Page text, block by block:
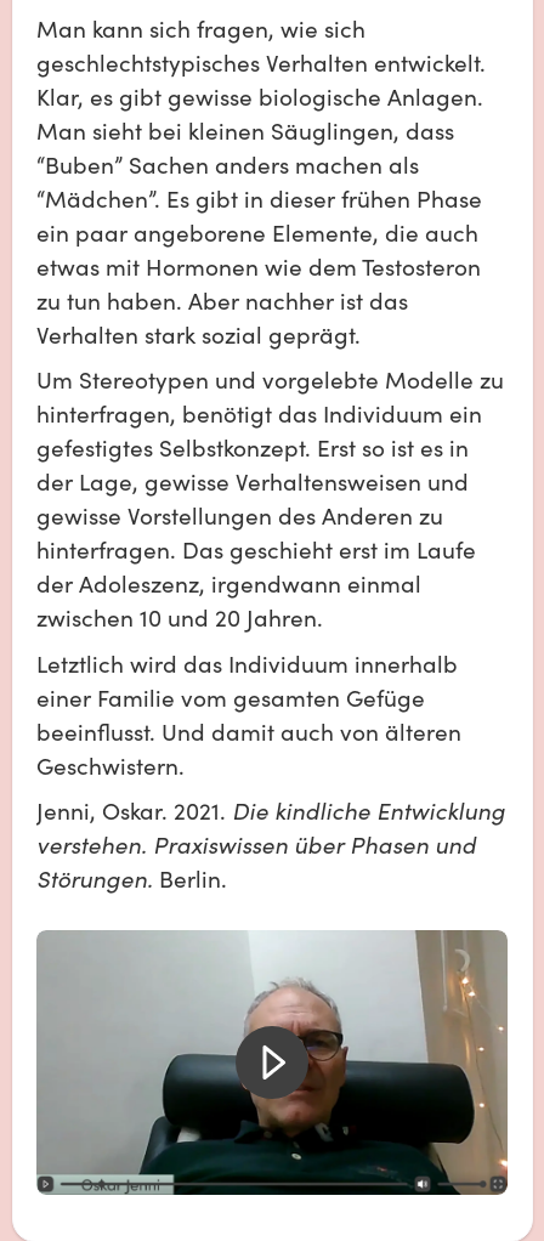
Man kann sich fragen, wie sich
geschlechtstypisches Verhalten entwickelt.
Klar, es gibt gewisse biologische Anlagen.
Man sieht bei kleinen Säuglingen, dass
“Buben” Sachen anders machen als
“Mädchen”. Es gibt in dieser frühen Phase
ein paar angeborene Elemente, die auch
etwas mit Hormonen wie dem Testosteron
zu tun haben. Aber nachher ist das
Verhalten stark sozial geprägt.
Um Stereotypen und vorgelebte Modelle zu
hinterfragen, benötigt das Individuum ein
gefestigtes Selbstkonzept. Erst so ist es in
der Lage, gewisse Verhaltensweisen und
gewisse Vorstellungen des Anderen zu
hinterfragen. Das geschieht erst im Laufe
der Adoleszenz, irgendwann einmal
zwischen 10 und 20 Jahren.
Letztlich wird das Individuum innerhalb
einer Familie vom gesamten Gefüge
beeinflusst. Und damit auch von älteren
Geschwistern.
Jenni, Oskar. 2021. Die kindliche Entwicklung
verstehen. Praxiswissen über Phasen und
Störungen. Berlin.